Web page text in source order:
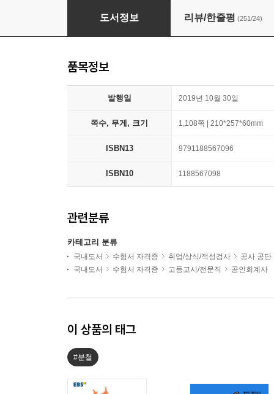
핵심 경영학 연습
도서정보 리뷰/한줄평 (251/24)
품목정보
발행일 2019년 10월 30일
쪽수, 무게, 크기 1,108쪽 | 210*257*60mm
ISBN13 9791188567096
ISBN10 1188567098
관련분류
카테고리 분류
국내도서 수험서 자격증 취업/상식/적성검사
공사 공단
국내도서
수험서 자격증 고등고시/전문직 공인회계사
이 상품의 태그
#분철